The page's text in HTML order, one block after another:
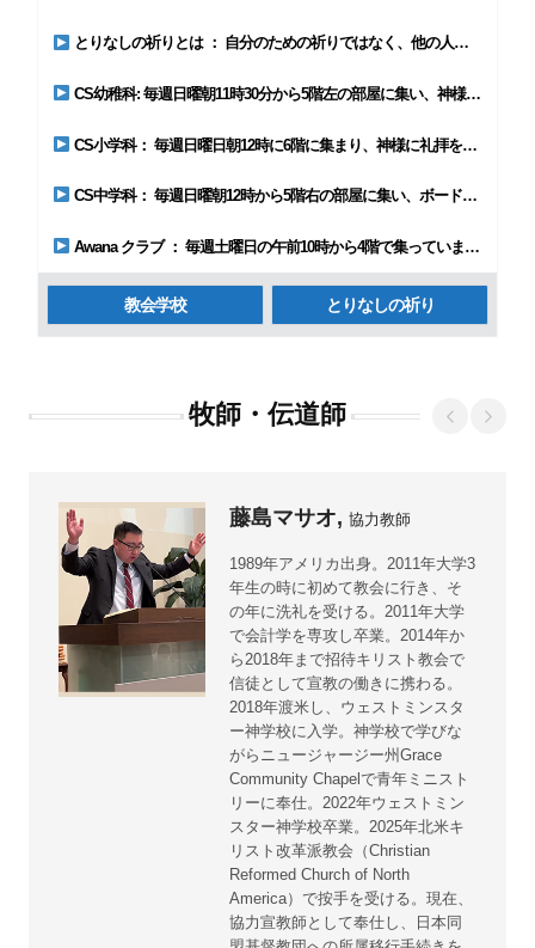
とりなしの祈りとは ： 自分のための祈りではなく、他の人のための祈りです。
CS幼稚科: 毎週日曜朝11時30分から5階左の部屋に集い、神様に礼拝を捧げています。
CS小学科： 毎週日曜日朝12時に6階に集まり、神様に礼拝をささげています。
CS中学科： 毎週日曜朝12時から5階右の部屋に集い、ボードゲームをしたり、聖書の話を聞いたり、聖書のみことばについてディスカッションをしたりしています。
Awana クラブ ： 毎週土曜日の午前10時から4階で集っています。
教会学校 とりなしの祈り
牧師・伝道師
藤島マサオ, 協力教師
1989年アメリカ出身。2011年大学3
年生の時に初めて教会に行き、そ
の年に洗礼を受ける。2011年大学
で会計学を専攻し卒業。2014年か
ら2018年まで招待キリスト教会で
信徒として宣教の働きに携わる。
2018年渡米し、ウェストミンスタ
ー神学校に入学。神学校で学びな
がらニュージャージー州Grace
Community Chapelで青年ミニスト
リーに奉仕。2022年ウェストミン
スター神学校卒業。2025年北米キ
リスト改革派教会（Christian
Reformed Church of North
America）で按手を受ける。現在、
協力宣教師として奉仕し、日本同